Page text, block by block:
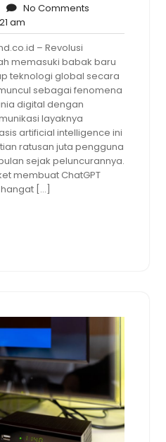
No Comments
am
am
– Revolusi
memasuki babak baru
teknologi global secara
sebagai fenomena
digital dengan
layaknya
artificial intelligence ini
ratusan juta pengguna
sejak peluncurannya.
membuat ChatGPT
[…]